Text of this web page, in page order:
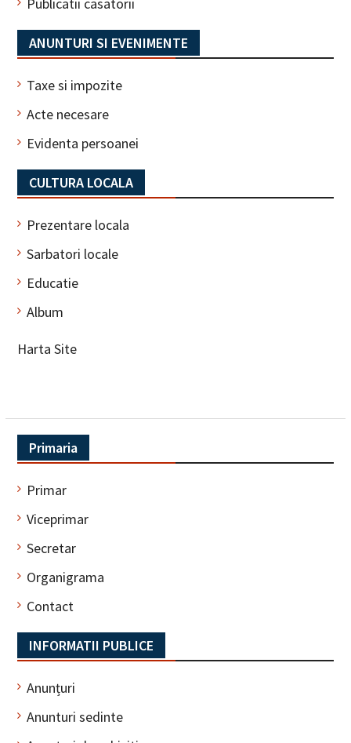
Publicatii casatorii
ANUNTURI SI EVENIMENTE
Taxe si impozite
Acte necesare
Evidenta persoanei
CULTURA LOCALA
Prezentare locala
Sarbatori locale
Educatie
Album
Harta Site
Primaria
Primar
Viceprimar
Secretar
Organigrama
Contact
INFORMATII PUBLICE
Anunțuri
Anunturi sedinte